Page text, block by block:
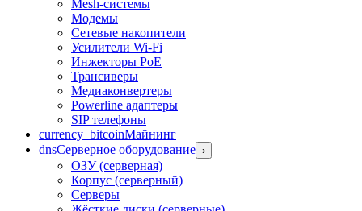
Mesh-системы
Модемы
Сетевые накопители
Усилители Wi-Fi
Инжекторы PoE
Трансиверы
Медиаконвертеры
Powerline адаптеры
SIP телефоны
currency_bitcoinМайнинг
dnsСерверное оборудование ›
ОЗУ (серверная)
Корпус (серверный)
Серверы